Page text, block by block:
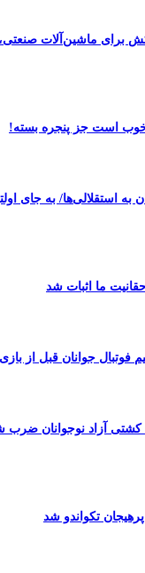
برای ماشین‌آلات
خوب است جز پنجره بسته!
به استقلالی‌ها/ به جای
ما اثبات شد
فوتبال جوانان قبل از
کشتی آزاد نوجوانان
پرهیجان تکواندو شد